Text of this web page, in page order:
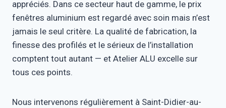
appréciés. Dans ce secteur haut de gamme, le prix
fenêtres aluminium est regardé avec soin mais n’est
jamais le seul critère. La qualité de fabrication, la
finesse des profilés et le sérieux de l’installation
comptent tout autant — et Atelier ALU excelle sur
tous ces points.
Nous intervenons régulièrement à Saint-Didier-au-